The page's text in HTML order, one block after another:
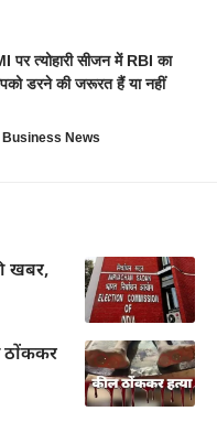
त्योहारी सीजन में RBI का
डरने की जरूरत हैं या नहीं
Business News
खबर,
ठोंककर